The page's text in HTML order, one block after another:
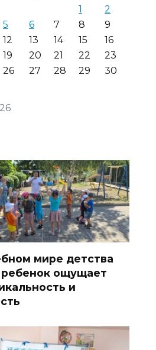
1
2
5 6 7 8
9
12 13 14 15
16
19 20 21 22
23
26 27 28 29
30
мире детства
ощущает
и